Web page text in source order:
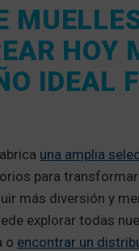
HOY
IDEAL
una amplia
para
más diversión y
explorar todas
o encontrar un